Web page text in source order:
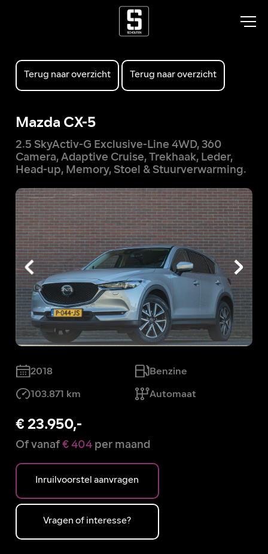
Terug naar overzicht Terug naar overzicht
Mazda CX-5
2.5 SkyActiv-G Exclusive-Line 4WD, 360
Camera, Adaptive Cruise, Trekhaak, Leder,
Head-up, Memory, Stoel & Stuurverwarming.
2018
Benzine
103.871 km
Automaat
€ 23.950,-
Of vanaf€ 404per maand
Inruilvoorstel aanvragen
Vragen of interesse?